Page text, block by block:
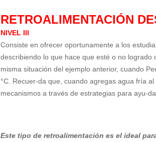
RETROALIMENTACIÓN
NIVEL III
Consiste en ofrecer oportunamente a los
describiendo lo que hace que esté o no
misma situación del ejemplo anterior, cuando
°C. Recuer-da que, cuando agregas agua fría
mecanismos a través de estrategias para ayu-
Este tipo de retroalimentación es el ideal